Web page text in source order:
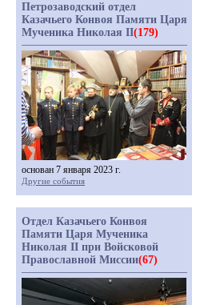
Петрозаводский отдел
Казачьего Конвоя Памяти Царя
Мученика Николая II(179)
основан 7 января 2023 г.
Другие события
Отдел Казачьего Конвоя
Памяти Царя Мученика
Николая II при Войсковой
Православной Миссии(67)